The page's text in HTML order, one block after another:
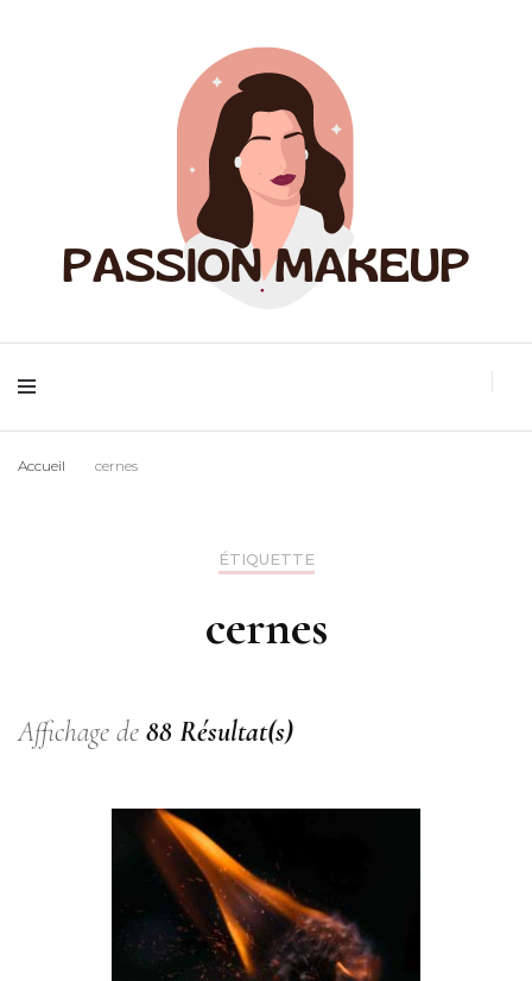
Passion Makeup
Accueil cernes
ÉTIQUETTE
cernes
Affichage de 88 Résultat(s)